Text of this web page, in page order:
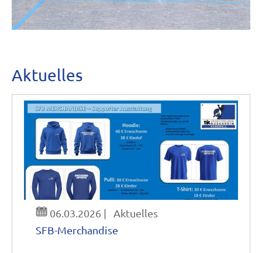
Aktuelles
06.03.2026 |
Aktuelles
SFB-Merchandise